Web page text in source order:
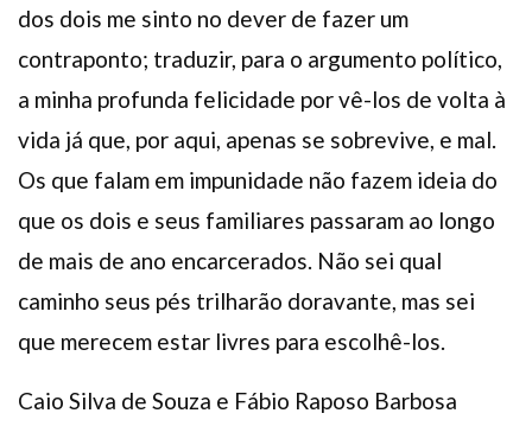
dos dois me sinto no dever de fazer um
contraponto; traduzir, para o argumento político,
a minha profunda felicidade por vê-los de volta à
vida já que, por aqui, apenas se sobrevive, e mal.
Os que falam em impunidade não fazem ideia do
que os dois e seus familiares passaram ao longo
de mais de ano encarcerados. Não sei qual
caminho seus pés trilharão doravante, mas sei
que merecem estar livres para escolhê-los.
Caio Silva de Souza e Fábio Raposo Barbosa